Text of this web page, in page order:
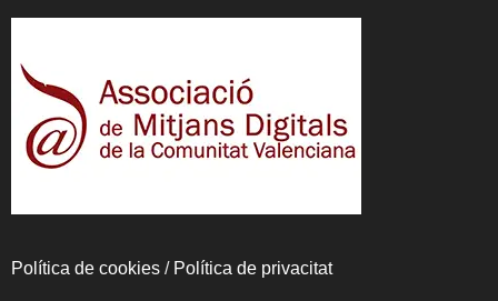
Política de cookies / Política de privacitat